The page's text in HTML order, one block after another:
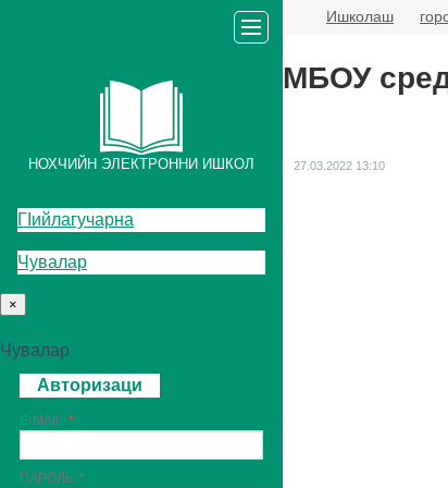
Ишколаш
НОХЧИЙН ЭЛЕКТРОННИ ИШКОЛ
ГIийлагучарна
Чувалар
×
Чувалар
Авторизаци
E-MAIL
ПАРОЛЬ
МБОУ
27.03.2022 13:10